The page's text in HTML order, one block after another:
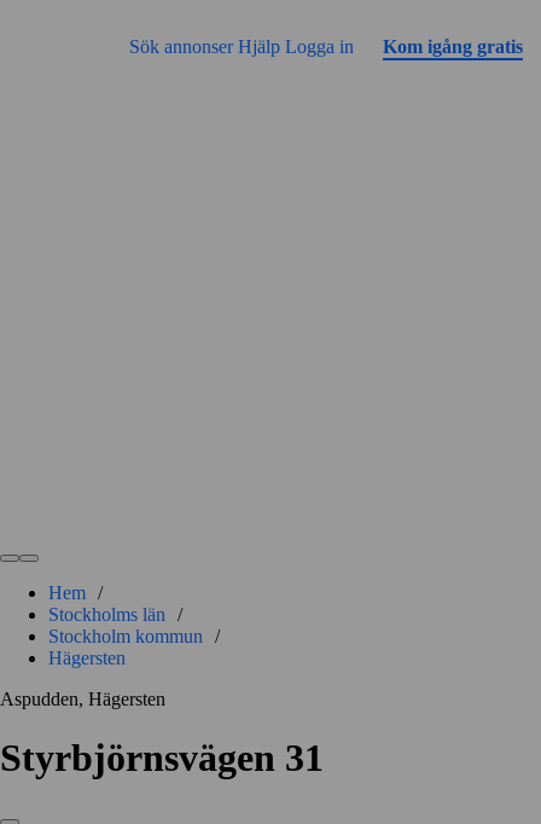
Sök annonserHjälp Logga in Kom igång gratis
Hem /
Stockholms län
/
Stockholm kommun
/
Hägersten
Aspudden, Hägersten
Styrbjörnsvägen 31